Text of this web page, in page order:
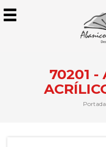
70201 -
Portada